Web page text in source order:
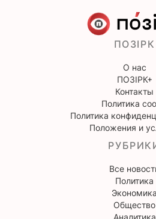
ПОЗІРК
О нас
ПОЗІРК+
Контакты
Политика
Политика
Положения и
Все
Политика
Экономика
Общество
Аналитика